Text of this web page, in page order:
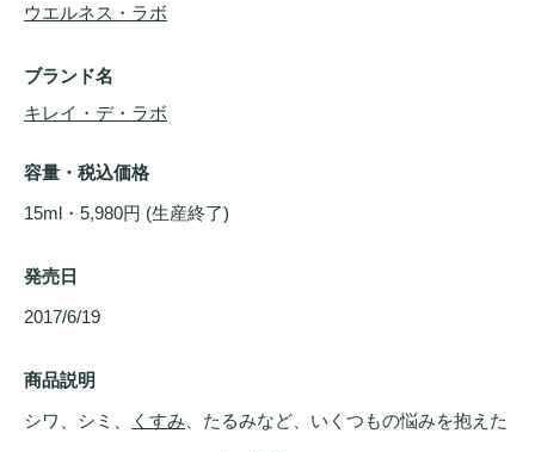
ウエルネス・ラボ
ブランド名
キレイ・デ・ラボ
容量・税込価格
15ml・5,980円 (生産終了)
発売日
2017/6/19
商品説明
シワ、シミ、
くすみ 、たるみなど、いくつもの悩みを抱えた